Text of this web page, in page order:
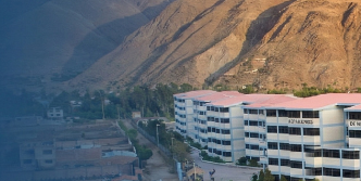
por título